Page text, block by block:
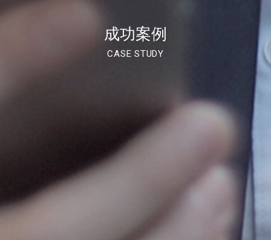
成功案例
CASE STUDY